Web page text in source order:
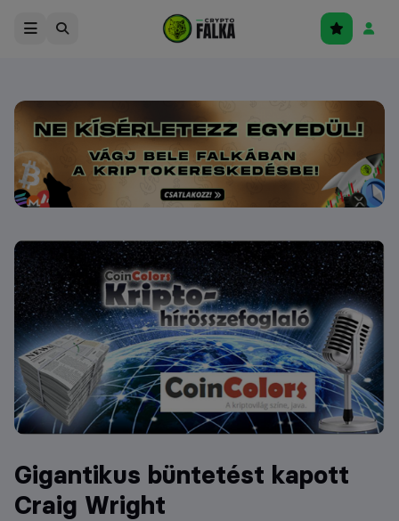
Gigantikus büntetést kapott
Craig Wright